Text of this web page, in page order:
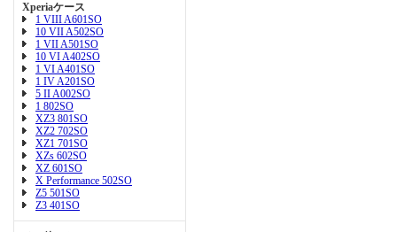
Xperiaケース
1 VIII A601SO
10 VII A502SO
1 VII A501SO
10 VI A402SO
1 VI A401SO
1 IV A201SO
5 II A002SO
1 802SO
XZ3 801SO
XZ2 702SO
XZ1 701SO
XZs 602SO
XZ 601SO
X Performance 502SO
Z5 501SO
Z3 401SO